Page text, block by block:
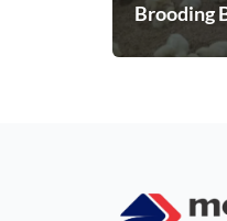
Brooding